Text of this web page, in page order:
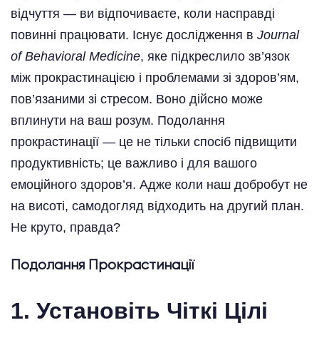
відчуття — ви відпочиваєте, коли насправді
повинні працювати. Існує дослідження в Journal
of Behavioral Medicine, яке підкреслило зв’язок
між прокрастинацією і проблемами зі здоров’ям,
пов’язаними зі стресом. Воно дійсно може
вплинути на ваш розум. Подолання
прокрастинації — це не тільки спосіб підвищити
продуктивність; це важливо і для вашого
емоційного здоров’я. Адже коли наш добробут не
на висоті, самодогляд відходить на другий план.
Не круто, правда?
Подолання Прокрастинації
1. Установіть Чіткі Цілі